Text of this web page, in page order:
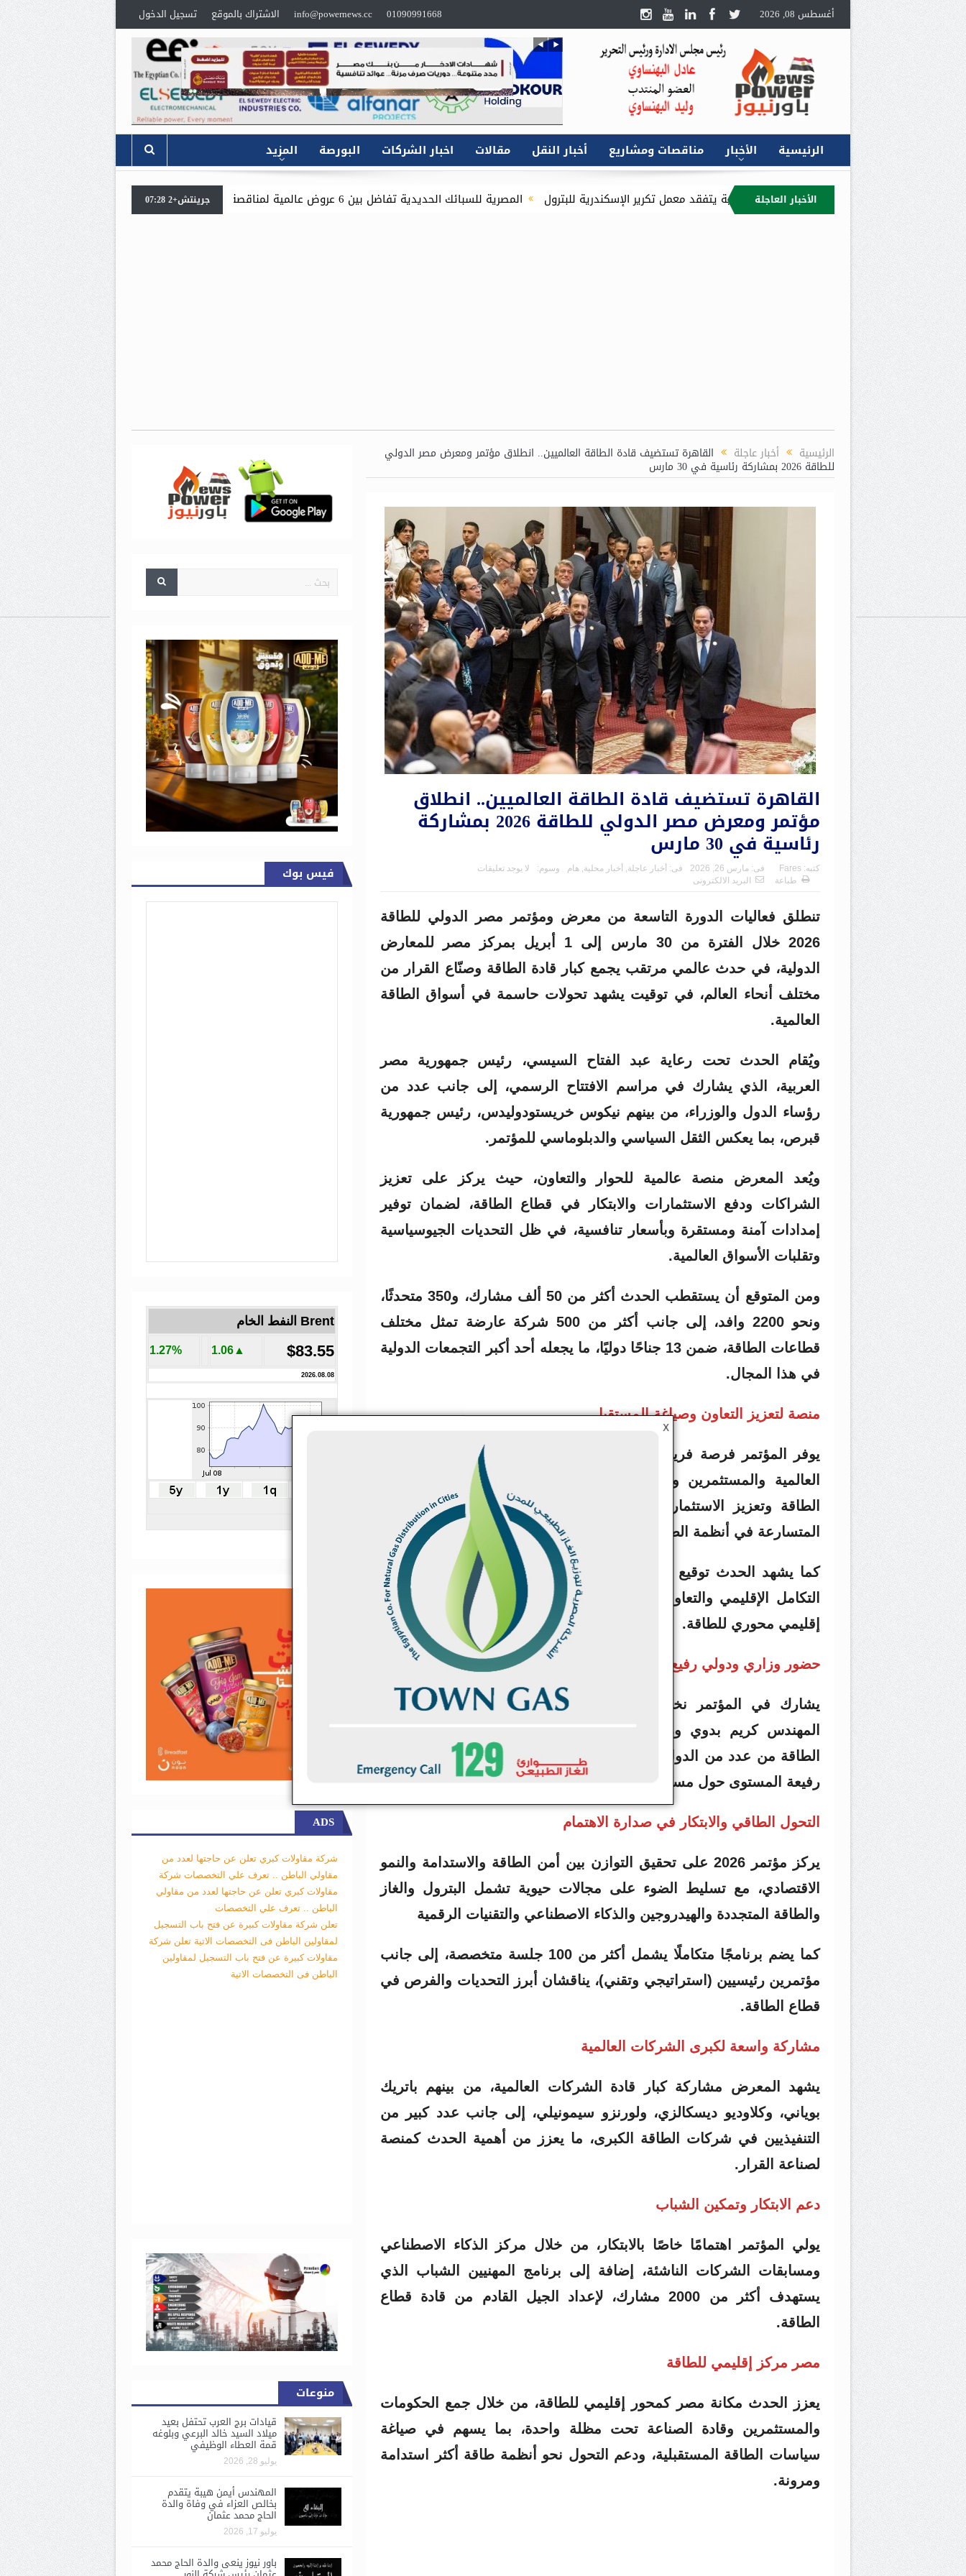
أغسطس 08, 2026 01090991668
info@powernews.cc الاشتراك بالموقع تسجيل الدخول
الرئيسية الأخبار مناقصات ومشاريع أخبار النقل مقالات اخبار الشركات البورصة المزيد
الأخبار العاجلة
ايام .. وزير البترول والثروة المعدنية يتفقد معمل تكرير الإسكندرية للبترول المصرية للسبائك الحديدية تفاضل بين 6 عروض عالمية لمناقصة المقاول العام لإنشاء الفرن الخامس
الاربعاء المقبل ..
في جودة الخامات باعتماد عالمي جديد
جرينتش+2 07:28
الرئيسية أخبار عاجلة القاهرة تستضيف قادة الطاقة العالميين.. انطلاق مؤتمر ومعرض مصر الدولي
للطاقة 2026 بمشاركة رئاسية في 30 مارس
القاهرة تستضيف قادة الطاقة العالميين.. انطلاق
مؤتمر ومعرض مصر الدولي للطاقة 2026 بمشاركة
رئاسية في 30 مارس
كتبه: Fares فى: مارس 26, 2026 فى: أخبار عاجلة أخبار محلية هام وسوم:
لا يوجد تعليقات
طباعة
البريد الالكترونى
تنطلق فعاليات الدورة التاسعة من معرض ومؤتمر مصر الدولي للطاقة
2026 خلال الفترة من 30 مارس إلى 1 أبريل بمركز مصر للمعارض
الدولية، في حدث عالمي مرتقب يجمع كبار قادة الطاقة وصنّاع القرار من
مختلف أنحاء العالم، في توقيت يشهد تحولات حاسمة في أسواق الطاقة
العالمية.
ويُقام الحدث تحت رعاية عبد الفتاح السيسي، رئيس جمهورية مصر
العربية، الذي يشارك في مراسم الافتتاح الرسمي، إلى جانب عدد من
رؤساء الدول والوزراء، من بينهم نيكوس خريستودوليدس، رئيس جمهورية
قبرص، بما يعكس الثقل السياسي والدبلوماسي للمؤتمر.
ويُعد المعرض منصة عالمية للحوار والتعاون، حيث يركز على تعزيز
الشراكات ودفع الاستثمارات والابتكار في قطاع الطاقة، لضمان توفير
إمدادات آمنة ومستقرة وبأسعار تنافسية، في ظل التحديات الجيوسياسية
وتقلبات الأسواق العالمية.
ومن المتوقع أن يستقطب الحدث أكثر من 50 ألف مشارك، و350 متحدثًا،
ونحو 2200 وافد، إلى جانب أكثر من 500 شركة عارضة تمثل مختلف
قطاعات الطاقة، ضمن 13 جناحًا دوليًا، ما يجعله أحد أكبر التجمعات الدولية
في هذا المجال.
منصة لتعزيز التعاون وصياغة المستقبل
يوفر المؤتمر فرصة فريدة لصنّاع القرار من الحكومات وشركات الطاقة
العالمية والمستثمرين ومزودي التكنولوجيا، لبحث سبل تأمين إمدادات
الطاقة وتعزيز الاستثمارات، في ظل تزايد الطلب العالمي، والتحولات
المتسارعة في أنظمة الطاقة.
كما يشهد الحدث توقيع عدد من الاتفاقيات ومذكرات التفاهم التي تدعم
التكامل الإقليمي والتعاون العابر للحدود، بما يعزز من دور مصر كمركز
إقليمي محوري للطاقة.
حضور وزاري ودولي رفيع
يشارك في المؤتمر نخبة من الوزراء وقادة قطاع الطاقة، من بينهم
المهندس كريم بدوي وزير البترول والثروة المعدنية، إلى جانب وزراء
الطاقة من عدد من الدول العربية والأفريقية والأوروبية، في إطار حوارات
رفيعة المستوى حول مستقبل القطاع.
التحول الطاقي والابتكار في صدارة الاهتمام
يركز مؤتمر 2026 على تحقيق التوازن بين أمن الطاقة والاستدامة والنمو
الاقتصادي، مع تسليط الضوء على مجالات حيوية تشمل البترول والغاز
والطاقة المتجددة والهيدروجين والذكاء الاصطناعي والتقنيات الرقمية
كما يضم برنامجًا متكاملًا يشمل أكثر من 100 جلسة متخصصة، إلى جانب
مؤتمرين رئيسيين (استراتيجي وتقني)، يناقشان أبرز التحديات والفرص في
قطاع الطاقة.
مشاركة واسعة لكبرى الشركات العالمية
يشهد المعرض مشاركة كبار قادة الشركات العالمية، من بينهم باتريك
بوياني، وكلاوديو ديسكالزي، ولورنزو سيمونيلي، إلى جانب عدد كبير من
التنفيذيين في شركات الطاقة الكبرى، ما يعزز من أهمية الحدث كمنصة
لصناعة القرار.
دعم الابتكار وتمكين الشباب
يولي المؤتمر اهتمامًا خاصًا بالابتكار، من خلال مركز الذكاء الاصطناعي
ومسابقات الشركات الناشئة، إضافة إلى برنامج المهنيين الشباب الذي
يستهدف أكثر من 2000 مشارك، لإعداد الجيل القادم من قادة قطاع
الطاقة.
مصر مركز إقليمي للطاقة
يعزز الحدث مكانة مصر كمحور إقليمي للطاقة، من خلال جمع الحكومات
والمستثمرين وقادة الصناعة تحت مظلة واحدة، بما يسهم في صياغة
سياسات الطاقة المستقبلية، ودعم التحول نحو أنظمة طاقة أكثر استدامة
ومرونة.
فيس بوك
Brent النفط الخام
$83.55
▲1.06
1.27%
2026.08.08
ADS
شركة مقاولات كبري تعلن عن حاجتها لعدد من
مقاولي الباطن .. تعرف علي التخصصات شركة
مقاولات كبري تعلن عن حاجتها لعدد من مقاولي
الباطن .. تعرف علي التخصصات
تعلن شركة مقاولات كبيرة عن فتح باب التسجيل
لمقاولين الباطن فى التخصصات الاتية تعلن شركة
مقاولات كبيرة عن فتح باب التسجيل لمقاولين
الباطن فى التخصصات الاتية
منوعات
قيادات برج العرب تحتفل بعيد
ميلاد السيد خالد البرعي وبلوغه
قمة العطاء الوظيفي
يوليو 28, 2026
المهندس أيمن هيبة يتقدم
بخالص العزاء في وفاة والدة
الحاج محمد عثمان
يوليو 17, 2026
باور نيوز ينعى والدة الحاج محمد
X